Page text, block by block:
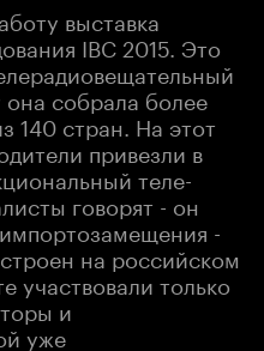
выставка
IBC 2015. Это
собрала более
140 стран. На этот
привезли в
теле-
говорят - он
-
на российском
участвовали только
и
уже